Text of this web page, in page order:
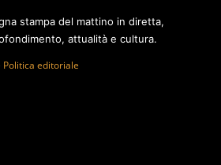
stampa del mattino in diretta,
attualità e cultura.
Politica editoriale